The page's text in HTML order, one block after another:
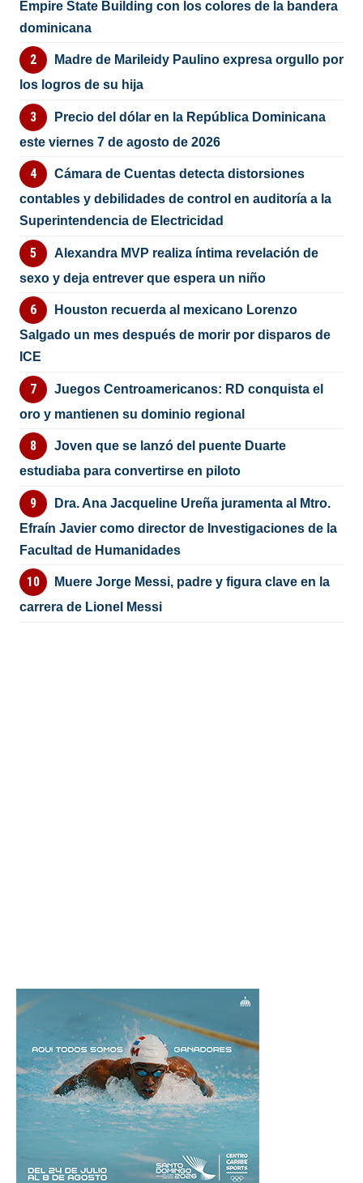
Empire State Building con los colores de la bandera
dominicana
Madre de Marileidy Paulino expresa orgullo por
los logros de su hija
Precio del dólar en la República Dominicana
este viernes 7 de agosto de 2026
Cámara de Cuentas detecta distorsiones
contables y debilidades de control en auditoría a la
Superintendencia de Electricidad
Alexandra MVP realiza íntima revelación de
sexo y deja entrever que espera un niño
Houston recuerda al mexicano Lorenzo
Salgado un mes después de morir por disparos de
ICE
Juegos Centroamericanos: RD conquista el
oro y mantienen su dominio regional
Joven que se lanzó del puente Duarte
estudiaba para convertirse en piloto
Dra. Ana Jacqueline Ureña juramenta al Mtro.
Efraín Javier como director de Investigaciones de la
Facultad de Humanidades
Muere Jorge Messi, padre y figura clave en la
carrera de Lionel Messi